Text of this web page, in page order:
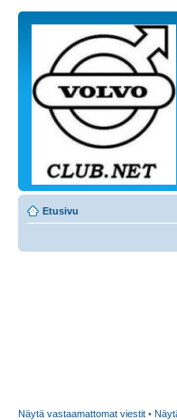
Etusivu
Näytä vastaamattomat viestit •